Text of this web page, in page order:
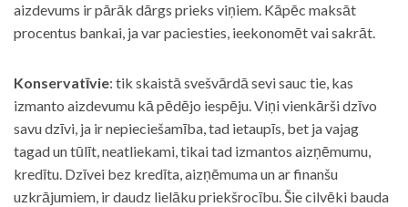
aizdevums ir pārāk dārgs prieks viņiem. Kāpēc maksāt
procentus bankai, ja var paciesties, ieekonomēt vai sakrāt.
Konservatīvie: tik skaistā svešvārdā sevi sauc tie, kas
izmanto aizdevumu kā pēdējo iespēju. Viņi vienkārši dzīvo
savu dzīvi, ja ir nepieciešamība, tad ietaupīs, bet ja vajag
tagad un tūlīt, neatliekami, tikai tad izmantos aizņēmumu,
kredītu. Dzīvei bez kredīta, aizņēmuma un ar finanšu
uzkrājumiem, ir daudz lielāku priekšrocību. Šie cilvēki bauda